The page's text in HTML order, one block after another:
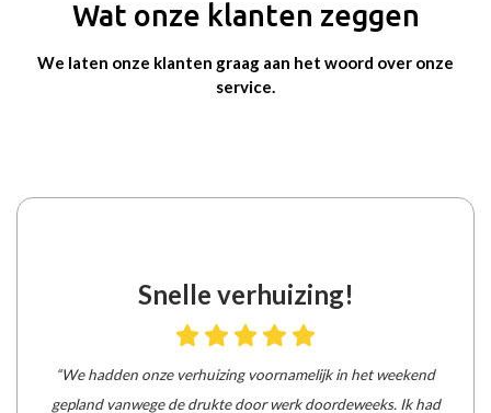
Wat onze klanten zeggen
We laten onze klanten graag aan het woord over onze
service.
Snelle verhuizing!
“We hadden onze verhuizing voornamelijk in het weekend
gepland vanwege de drukte door werk doordeweeks. Ik had